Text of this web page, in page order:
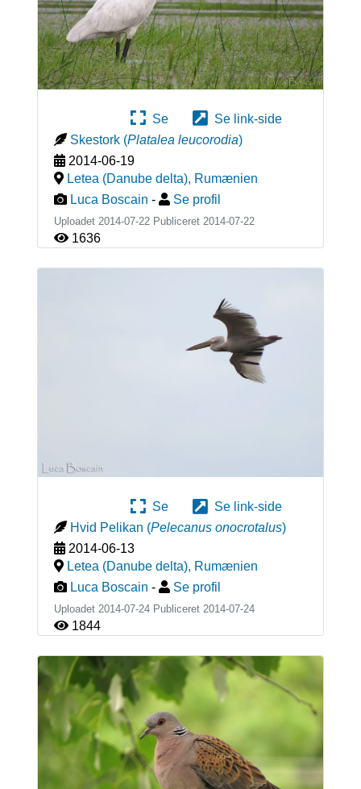
Se
Se link-side
Skestork (Platalea leucorodia)
2014-06-19
Letea (Danube delta), Rumænien
Luca Boscain - Se profil
Uploadet 2014-07-22 Publiceret 2014-07-22
1636
Se
Se link-side
Hvid Pelikan (Pelecanus onocrotalus)
2014-06-13
Letea (Danube delta), Rumænien
Luca Boscain - Se profil
Uploadet 2014-07-24 Publiceret 2014-07-24
1844